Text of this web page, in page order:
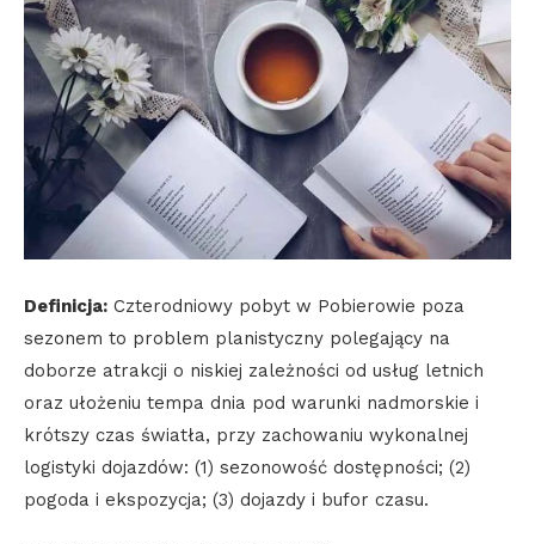
Definicja: Czterodniowy pobyt w Pobierowie poza
sezonem to problem planistyczny polegający na
doborze atrakcji o niskiej zależności od usług letnich
oraz ułożeniu tempa dnia pod warunki nadmorskie i
krótszy czas światła, przy zachowaniu wykonalnej
logistyki dojazdów: (1) sezonowość dostępności; (2)
pogoda i ekspozycja; (3) dojazdy i bufor czasu.